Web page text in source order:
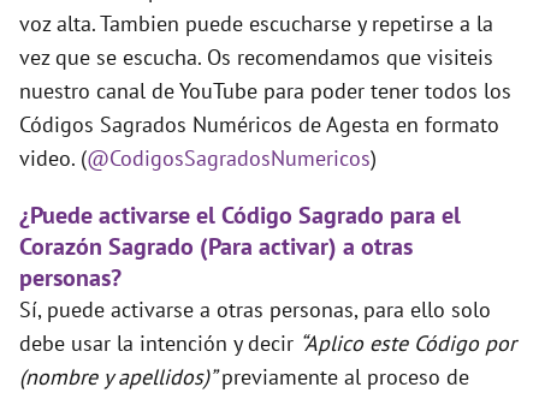
voz alta. Tambien puede escucharse y repetirse a la
vez que se escucha. Os recomendamos que visiteis
nuestro canal de YouTube para poder tener todos los
Códigos Sagrados Numéricos de Agesta en formato
video. (@CodigosSagradosNumericos)
¿Puede activarse el Código Sagrado para el
Corazón Sagrado (Para activar) a otras
personas?
Sí, puede activarse a otras personas, para ello solo
debe usar la intención y decir “Aplico este Código por
(nombre y apellidos)”previamente al proceso de